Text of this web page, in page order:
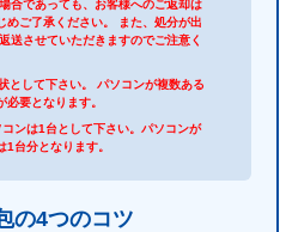
合であっても、お客様へのご返却は
めご了承ください。 また、処分が出
送させていただきますのでご注意く
として下さい。 パソコンが複数ある
要となります。
ンは1台として下さい。パソコンが
台分となります。
の4つのコツ